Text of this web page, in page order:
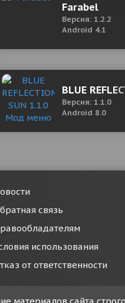
Мод (полная версия)
Farabel
Версия: 1.2.2
Android 4.1
версия)BLUE
Версия: 1.1.0
Android 8.0
связь
использования
от ответственности